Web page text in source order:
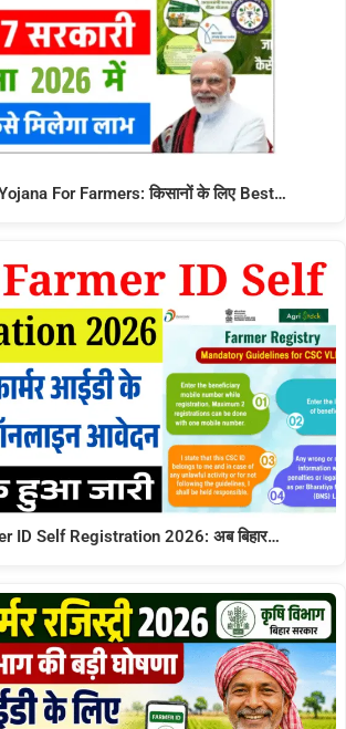
For Farmers: किसानों के लिए Best…
ID Self Registration 2026: अब बिहार…